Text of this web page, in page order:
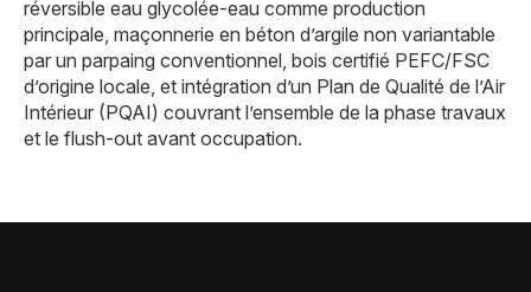
réversible eau glycolée-eau comme production
principale, maçonnerie en béton d’argile non variantable
par un parpaing conventionnel, bois certifié PEFC/FSC
d’origine locale, et intégration d’un Plan de Qualité de l’Air
Intérieur (PQAI) couvrant l’ensemble de la phase travaux
et le flush-out avant occupation.